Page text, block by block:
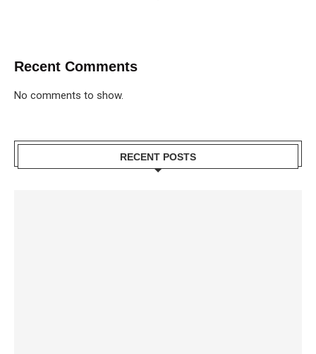
Recent Comments
No comments to show.
RECENT POSTS